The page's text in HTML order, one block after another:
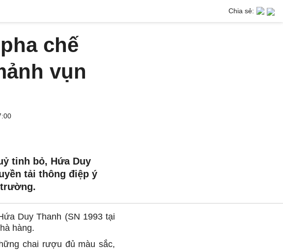
Chia sẻ:
chế
vụn
tinh bỏ, Hứa Duy
tải thông điệp ý
Duy Thanh (SN 1993 tại
hàng.
chai rượu đủ màu sắc,